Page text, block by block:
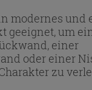
modernes und
geeignet, um
einer
oder einer
zu